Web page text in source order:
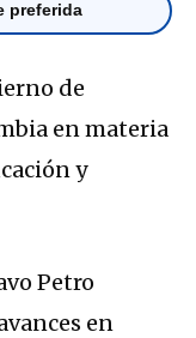
preferida
de
en materia
y
Petro
en